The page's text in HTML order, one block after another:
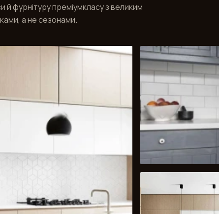
й фурнітуру преміумкласу з великим
а не сезонами.